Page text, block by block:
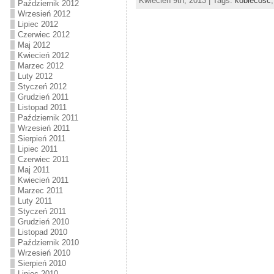
Październik 2012
Wrzesień 2012
Lipiec 2012
Czerwiec 2012
Maj 2012
Kwiecień 2012
Marzec 2012
Luty 2012
Styczeń 2012
Grudzień 2011
Listopad 2011
Październik 2011
Wrzesień 2011
Sierpień 2011
Lipiec 2011
Czerwiec 2011
Maj 2011
Kwiecień 2011
Marzec 2011
Luty 2011
Styczeń 2011
Grudzień 2010
Listopad 2010
Październik 2010
Wrzesień 2010
Sierpień 2010